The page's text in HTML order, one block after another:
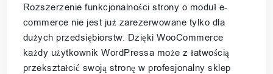
Rozszerzenie funkcjonalności strony o moduł e-
commerce nie jest już zarezerwowane tylko dla
dużych przedsiębiorstw. Dzięki WooCommerce
każdy użytkownik WordPressa może z łatwością
przekształcić swoją stronę w profesjonalny sklep